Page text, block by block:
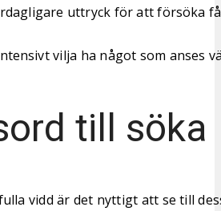
uttryck för att försöka
vilja ha något som anses
till söka
vidd är det nyttigt att se till